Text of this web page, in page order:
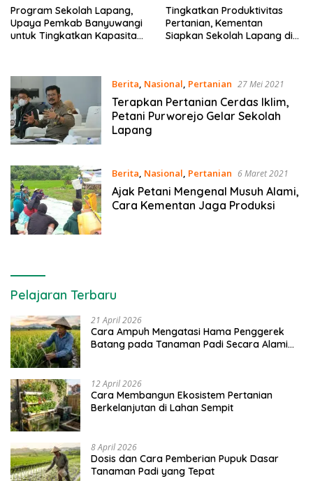
Program Sekolah Lapang,
Upaya Pemkab Banyuwangi
untuk Tingkatkan Kapasitas
Tingkatkan Produktivitas
Pertanian, Kementan
Siapkan Sekolah Lapang di
Berita, Nasional, Pertanian 27 Mei 2021
Terapkan Pertanian Cerdas Iklim,
Petani Purworejo Gelar Sekolah
Lapang
Berita, Nasional, Pertanian 6 Maret 2021
Ajak Petani Mengenal Musuh Alami,
Cara Kementan Jaga Produksi
Pelajaran Terbaru
21 April 2026
Cara Ampuh Mengatasi Hama Penggerek
Batang pada Tanaman Padi Secara Alami
12 April 2026
Cara Membangun Ekosistem Pertanian
Berkelanjutan di Lahan Sempit
8 April 2026
Dosis dan Cara Pemberian Pupuk Dasar
Tanaman Padi yang Tepat